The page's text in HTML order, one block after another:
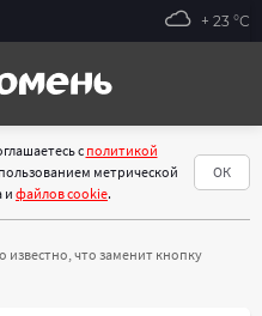
+ 23 °С
сполитикой
метрической
и файлов cookie.
ОК
известно, что заменит кнопку